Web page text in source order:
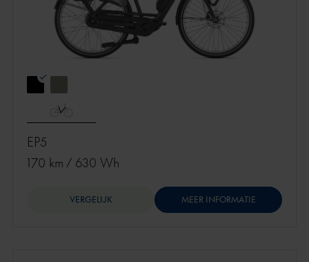
EP5
170 km / 630 Wh
VERGELIJK MEER INFORMATIE